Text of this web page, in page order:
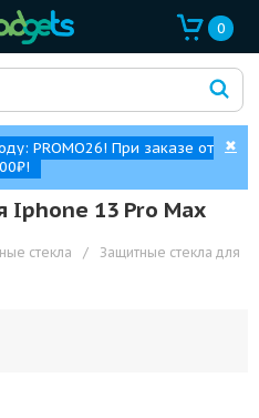
0
PROMO26! При заказе от
✖
Iphone 13 Pro Max
стекла /
Защитные стекла для